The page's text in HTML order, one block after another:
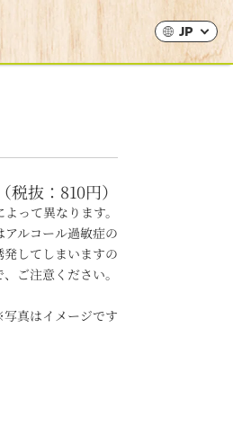
JP
（税抜： 810円）
って異なります。
ルコール過敏症の
してしまいますの
、ご注意ください。
真はイメージです